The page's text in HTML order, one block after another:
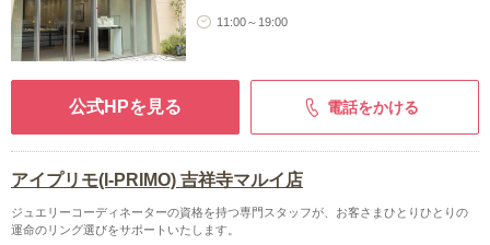
11:00～19:00
公式HPを見る 電話をかける
アイプリモ(I-PRIMO) 吉祥寺マルイ店
ジュエリーコーディネーターの資格を持つ専門スタッフが、お客さまひとりひとりの
運命のリング選びをサポートいたします。